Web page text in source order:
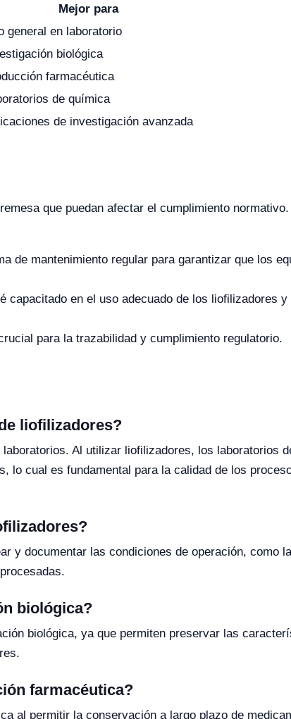
Mejor para
general en laboratorio
biológica
farmacéutica
de química
de investigación avanzada
que puedan afectar el cumplimiento normativo.
de mantenimiento regular para garantizar que los
capacitado en el uso adecuado de los liofilizadores y
para la trazabilidad y cumplimiento regulatorio.
liofilizadores?
Al utilizar liofilizadores, los laboratorios
lo cual es fundamental para la calidad de los
y documentar las condiciones de operación, como la
biológica?
biológica, ya que permiten preservar las
farmacéutica?
al permitir la conservación a largo plazo de